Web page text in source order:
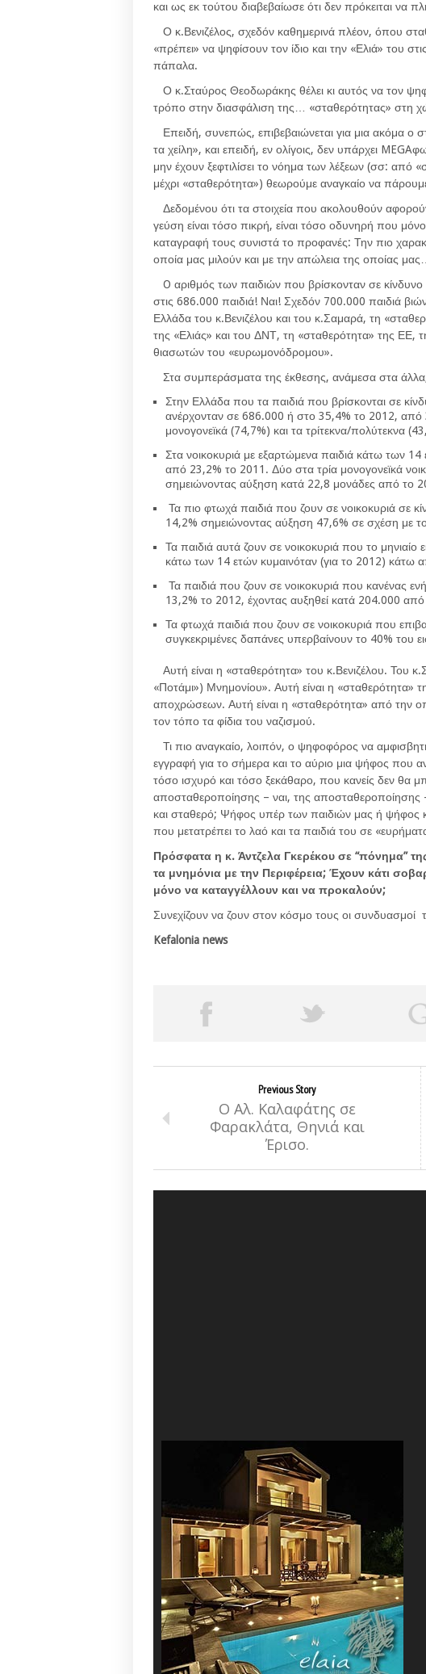
και ως εκ τούτου διαβεβαίωσε ότι δεν πρόκειται να
Ο κ.Βενιζέλος, σχεδόν καθημερινά πλέον, όπου
«πρέπει» να ψηφίσουν τον ίδιο και την «Ελιά» του
πάπαλα.
Ο κ.Σταύρος Θεοδωράκης θέλει κι αυτός να τον
τρόπο στην διασφάλιση της… «σταθερότητας» στη
Επειδή, συνεπώς, επιβεβαιώνεται για μια ακόμα ο
τα χείλη», και επειδή, εν ολίγοις, δεν υπάρχει
μην έχουν ξεφτιλίσει το νόημα των λέξεων (σσ: από
μέχρι «σταθερότητα») θεωρούμε αναγκαίο να
Δεδομένου ότι τα στοιχεία που ακολουθούν
γεύση είναι τόσο πικρή, είναι τόσο οδυνηρή που
καταγραφή τους συνιστά το προφανές: Την πιο
οποία μας μιλούν και με την απώλεια της οποίας
O αριθμός των παιδιών που βρίσκονταν σε
στις 686.000 παιδιά! Ναι! Σχεδόν 700.000 παιδιά
Ελλάδα του κ.Βενιζέλου και του κ.Σαμαρά, τη
της «Ελιάς» και του ΔΝΤ, τη «σταθερότητα» της
θιασωτών του «ευρωμονόδρομου».
Στα συμπεράσματα της έκθεσης, ανάμεσα στα
Στην Ελλάδα που τα παιδιά που βρίσκονται σε
ανέρχονταν σε 686.000 ή στο 35,4% το 2012, από
μονογονεϊκά (74,7%) και τα τρίτεκνα/πολύτεκνα
Στα νοικοκυριά με εξαρτώμενα παιδιά κάτω των
από 23,2% το 2011. Δύο στα τρία μονογονεϊκά
σημειώνοντας αύξηση κατά 22,8 μονάδες από το
Τα πιο φτωχά παιδιά που ζουν σε νοικοκυριά σε
14,2% σημειώνοντας αύξηση 47,6% σε σχέση με
Τα παιδιά αυτά ζουν σε νοικοκυριά που το μηνιαίο
κάτω των 14 ετών κυμαινόταν (για το 2012) κάτω
Τα παιδιά που ζουν σε νοικοκυριά που κανένας
13,2% το 2012, έχοντας αυξηθεί κατά 204.000
Τα φτωχά παιδιά που ζουν σε νοικοκυριά που
συγκεκριμένες δαπάνες υπερβαίνουν το 40% του
Αυτή είναι η «σταθερότητα» του κ.Βενιζέλου.
«Ποτάμι») Μνημονίου». Αυτή είναι η
αποχρώσεων. Αυτή είναι η «σταθερότητα» από την
τον τόπο τα φίδια του ναζισμού.
Τι πιο αναγκαίο, λοιπόν, ο ψηφοφόρος να
εγγραφή για το σήμερα και το αύριο μια ψήφος που
τόσο ισχυρό και τόσο ξεκάθαρο, που κανείς δεν θα
αποσταθεροποίησης – ναι, της αποσταθεροποίησης –
και σταθερό; Ψήφος υπέρ των παιδιών μας ή ψήφος
που μετατρέπει το λαό και τα παιδιά του σε
Πρόσφατα η κ. Άντζελα Γκερέκου σε “πόνημα”
τα μνημόνια με την Περιφέρεια; Έχουν κάτι
μόνο να καταγγέλλουν και να προκαλούν;
Συνεχίζουν να ζουν στον κόσμο τους οι συνδυασμοί
Kefalonia news
Previous Story
Ο Αλ. Καλαφάτης σε
Φαρακλάτα, Θηνιά και
Έρισο.